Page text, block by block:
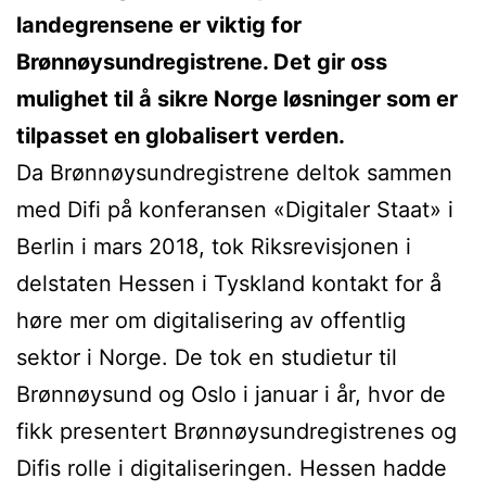
landegrensene er viktig for
Brønnøysundregistrene. Det gir oss
mulighet til å sikre Norge løsninger som er
tilpasset en globalisert verden.
Da Brønnøysundregistrene deltok sammen
med Difi på konferansen «Digitaler Staat» i
Berlin i mars 2018, tok Riksrevisjonen i
delstaten Hessen i Tyskland kontakt for å
høre mer om digitalisering av offentlig
sektor i Norge. De tok en studietur til
Brønnøysund og Oslo i januar i år, hvor de
fikk presentert Brønnøysundregistrenes og
Difis rolle i digitaliseringen. Hessen hadde